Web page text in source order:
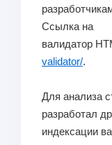
Ссылка на
валидатор
validator/.
Для анализа
разработал
индексации